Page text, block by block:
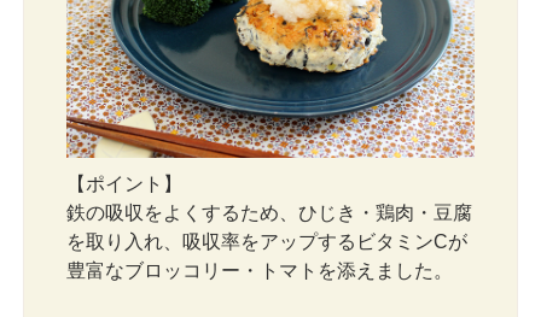
【ポイント】
鉄の吸収をよくするため、ひじき・鶏肉・豆腐
を取り入れ、吸収率をアップするビタミンCが
豊富なブロッコリー・トマトを添えました。